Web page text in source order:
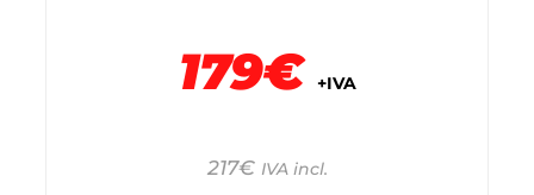
179€ +IVA
217€ IVA incl.